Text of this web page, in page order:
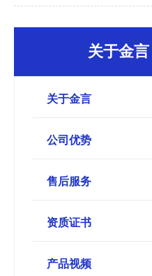
关于金言
关于金言
公司优势
售后服务
资质证书
产品视频